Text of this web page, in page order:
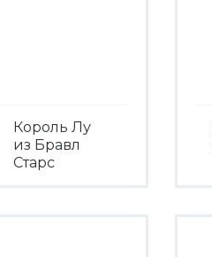
Король Лу
из Бравл
Старс